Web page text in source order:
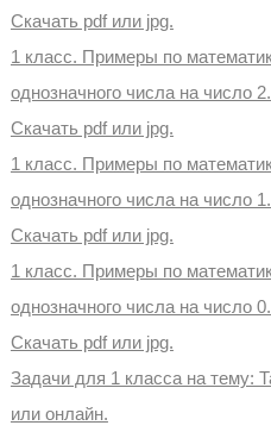
Скачать pdf или jpg.
1 класс. Примеры по
однозначного числа на число
Скачать pdf или jpg.
1 класс. Примеры по
однозначного числа на число
Скачать pdf или jpg.
1 класс. Примеры по
однозначного числа на число
Скачать pdf или jpg.
Задачи для 1 класса на тему:
или онлайн.